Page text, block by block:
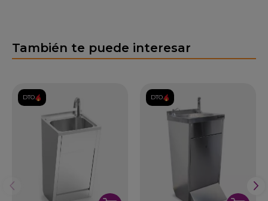
También te puede interesar
DTO. DTO.